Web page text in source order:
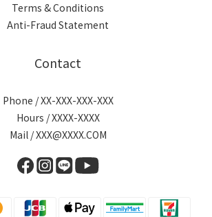
Terms & Conditions
Anti-Fraud Statement
Contact
Phone / XX-XXX-XXX-XXX
Hours / XXXX-XXXX
Mail / XXX@XXXX.COM